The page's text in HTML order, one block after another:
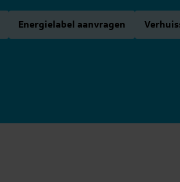
Energielabel aanvragen